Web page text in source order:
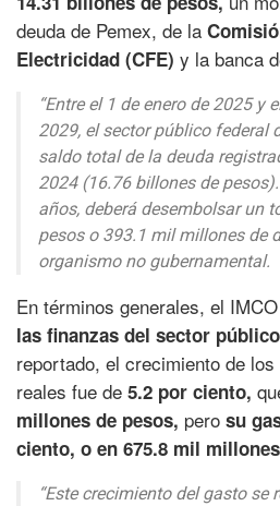
deuda de Pemex, de la
Electricidad (CFE) y la banca
“Entre el 1 de enero de 2025 y
2029, el sector público federal
saldo total de la deuda
2024 (16.76 billones de
años, deberá desembolsar un
pesos o 393.1 mil millones de
organismo no gubernamental.
En términos generales, el
las finanzas del sector
reportado, el crecimiento de
reales fue de 5.2 por ciento,
millones de pesos, pero su
ciento, o en 675.8 mil
“Este crecimiento del gasto se